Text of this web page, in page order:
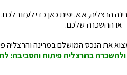
א.א. יפית כאן כדי לעזור
או ההשכרה שלכם.
את הנכס המושלם במרינה והרצליה
בהרצליה פיתוח והסביבה: